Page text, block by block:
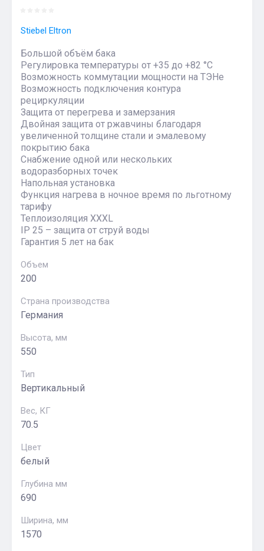
Stiebel Eltron
Большой объём бака
Регулировка температуры от +35 до +82 °С
Возможность коммутации мощности на ТЭНе
Возможность подключения контура
рециркуляции
Защита от перегрева и замерзания
Двойная защита от ржавчины благодаря
увеличенной толщине стали и эмалевому
покрытию бака
Снабжение одной или нескольких
водоразборных точек
Напольная установка
Функция нагрева в ночное время по льготному
тарифу
Теплоизоляция XXXL
IP 25 – защита от струй воды
Гарантия 5 лет на бак
Объем
200
Страна производства
Германия
Высота, мм
550
Тип
Вертикальный
Вес, КГ
70.5
Цвет
белый
Глубина мм
690
Ширина, мм
1570